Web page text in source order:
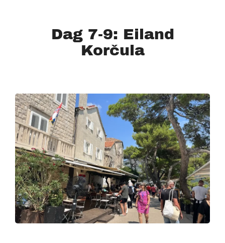
Dag 7-9: Eiland
Korčula